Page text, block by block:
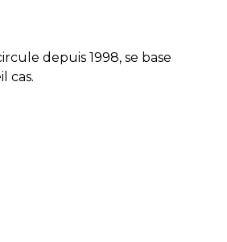
depuis 1998, se base
cas.